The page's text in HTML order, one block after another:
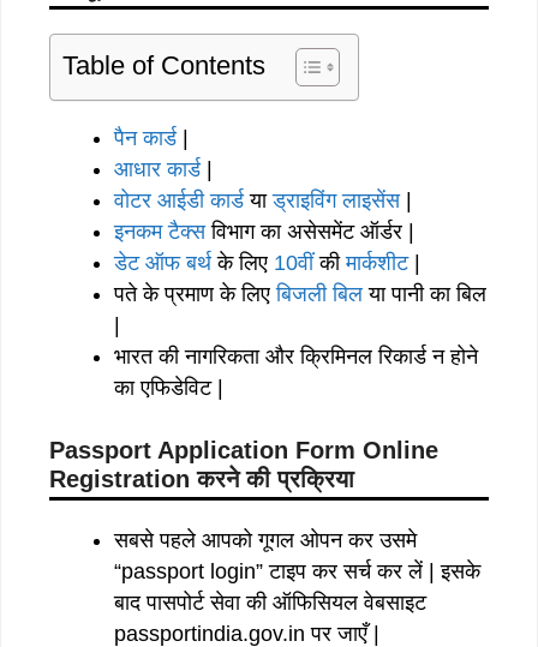
Table of Contents
पैन कार्ड|
आधार कार्ड|
वोटर आईडी कार्डयाड्राइविंग लाइसेंस|
इनकम टैक्सविभाग का असेसमेंट ऑर्डर |
डेट ऑफ बर्थ के लिए 10वींकीमार्कशीट|
पते के प्रमाण के लिएबिजली बिल या पानी का बिल
|
भारत की नागरिकता और क्रिमिनल रिकार्ड न होने
का एफिडेविट |
Passport Application Form Online
Registration करने की प्रक्रिया
सबसे पहले आपको गूगल ओपन कर उसमे
“passport login” टाइप कर सर्च कर लें | इसके
बाद पासपोर्ट सेवा की ऑफिसियल वेबसाइट
passportindia.gov.in पर जाएँ |